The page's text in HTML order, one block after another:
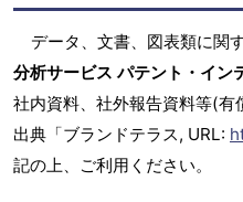
データ、文書、図表類に関
分析サービス パテント・イン
社内資料、社外報告資料等(
出典「ブランドテラス, URL:
記の上、ご利用ください。